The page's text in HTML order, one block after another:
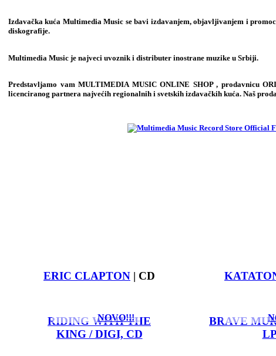
Izdavačka kuća Multimedia Music se bavi izdavanjem, objavljivanjem i
diskografije.
Multimedia Music je najveci uvoznik i distributer inostrane muzike u Srbiji.
Predstavljamo vamMULTIMEDIA MUSIC ONLINE SHOP, prodavnicu
licenciranog partnera najvećih regionalnih i svetskih izdavačkih kuća. Naš
NOVO!!!
ERIC CLAPTON | CD
RIDING WITH THE
KING / DIGI, CD
BRAVE
LP